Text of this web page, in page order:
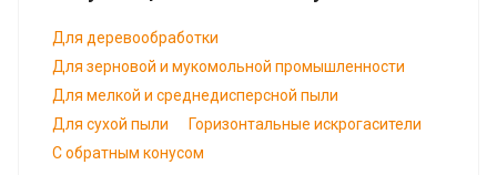
Для деревообработки
Для зерновой и мукомольной промышленности
Для мелкой и среднедисперсной пыли
Для сухой пыли
Горизонтальные искрогасители
С обратным конусом